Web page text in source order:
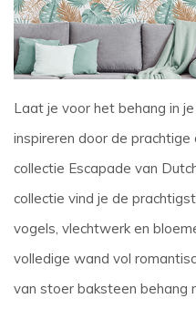
Laat je voor het behang in
inspireren door de
collectie Escapade van
collectie vind je de
vogels, vlechtwerk en
volledige wand vol
van stoer baksteen behang